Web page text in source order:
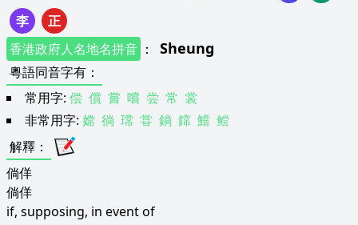
李
正
香港政府人名地名拼音 ： Sheung
粵語同音字有 ：
常用字: 偿 償 嘗 嚐 尝 常 裳
非常用字: 嫦 徜 瑺 甞 鋿 鏛 鱨 鲿
解釋 ：
倘佯
倘佯
if, supposing, in event of